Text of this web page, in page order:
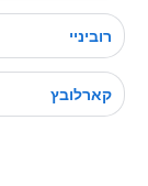
רוביניי
קארלובץ